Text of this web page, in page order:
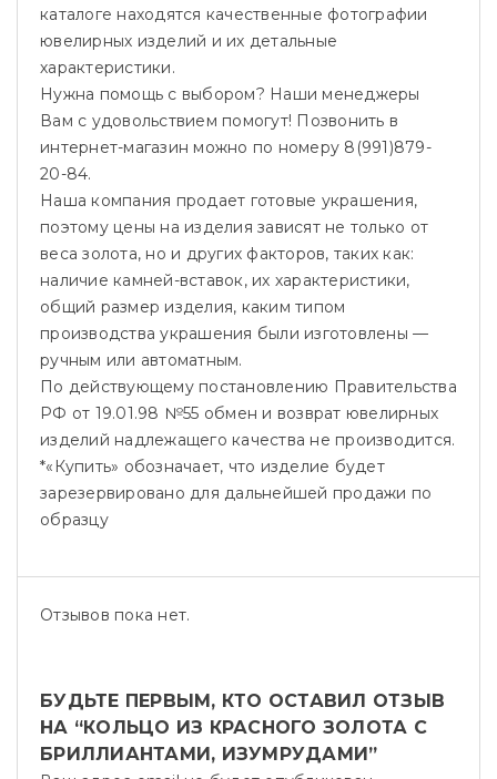
каталоге находятся качественные фотографии
ювелирных изделий и их детальные
характеристики.
Нужна помощь с выбором? Наши менеджеры
Вам с удовольствием помогут! Позвонить в
интернет-магазин можно по номеру 8(991)879-
20-84.
Наша компания продает готовые украшения,
поэтому цены на изделия зависят не только от
веса золота, но и других факторов, таких как:
наличие камней-вставок, их характеристики,
общий размер изделия, каким типом
производства украшения были изготовлены —
ручным или автоматным.
По действующему постановлению Правительства
РФ от 19.01.98 №55 обмен и возврат ювелирных
изделий надлежащего качества не производится.
*«Купить» обозначает, что изделие будет
зарезервировано для дальнейшей продажи по
образцу
Отзывов пока нет.
БУДЬТЕ ПЕРВЫМ, КТО ОСТАВИЛ ОТЗЫВ
НА “КОЛЬЦО ИЗ КРАСНОГО ЗОЛОТА С
БРИЛЛИАНТАМИ, ИЗУМРУДАМИ”